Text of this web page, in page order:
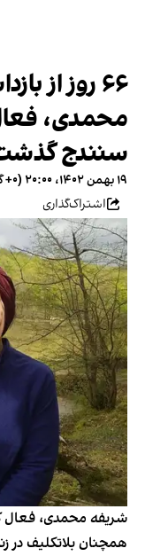
۶۶ روز از
محمدی،
سنندج
۱۹ بهمن ۱۴۰۲، ۲۰:۰۰ (‎+۰ گرینویچ)
اشتراک‌گذاری
همچنان بلاتکلیف در